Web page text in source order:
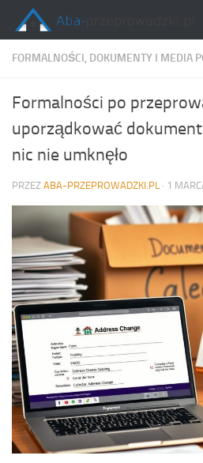
Skip to content
FORMALNOŚCI, DOKUMENTY I MEDIA
Formalności po
uporządkować
nic nie umknęło
PRZEZ ABA-PRZEPROWADZKI.PL · 1